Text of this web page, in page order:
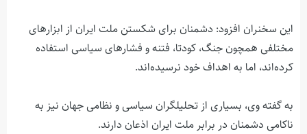
این سخنران افزود: دشمنان برای شکستن ملت ایران از ابزارهای
مختلفی همچون جنگ، کودتا، فتنه و فشارهای سیاسی استفاده
کرده‌اند، اما به اهداف خود نرسیده‌اند.
به گفته وی، بسیاری از تحلیلگران سیاسی و نظامی جهان نیز به
ناکامی دشمنان در برابر ملت ایران اذعان دارند.